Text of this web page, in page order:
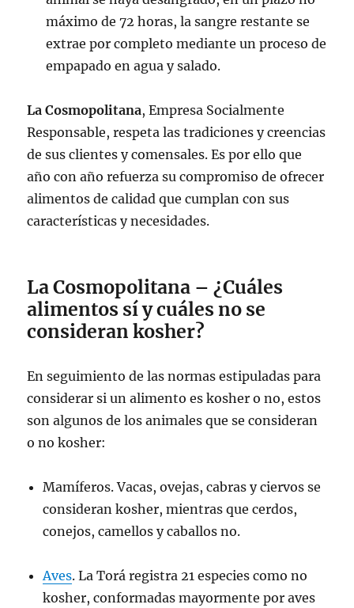
máximo de 72 horas, la sangre restante se
extrae por completo mediante un proceso de
empapado en agua y salado.
La Cosmopolitana, Empresa Socialmente
Responsable, respeta las tradiciones y creencias
de sus clientes y comensales. Es por ello que
año con año refuerza su compromiso de ofrecer
alimentos de calidad que cumplan con sus
características y necesidades.
La Cosmopolitana – ¿Cuáles
alimentos sí y cuáles no se
consideran kosher?
En seguimiento de las normas estipuladas para
considerar si un alimento es kosher o no, estos
son algunos de los animales que se consideran
o no kosher:
Mamíferos. Vacas, ovejas, cabras y ciervos se
consideran kosher, mientras que cerdos,
conejos, camellos y caballos no.
Aves. La Torá registra 21 especies como no
kosher, conformadas mayormente por aves